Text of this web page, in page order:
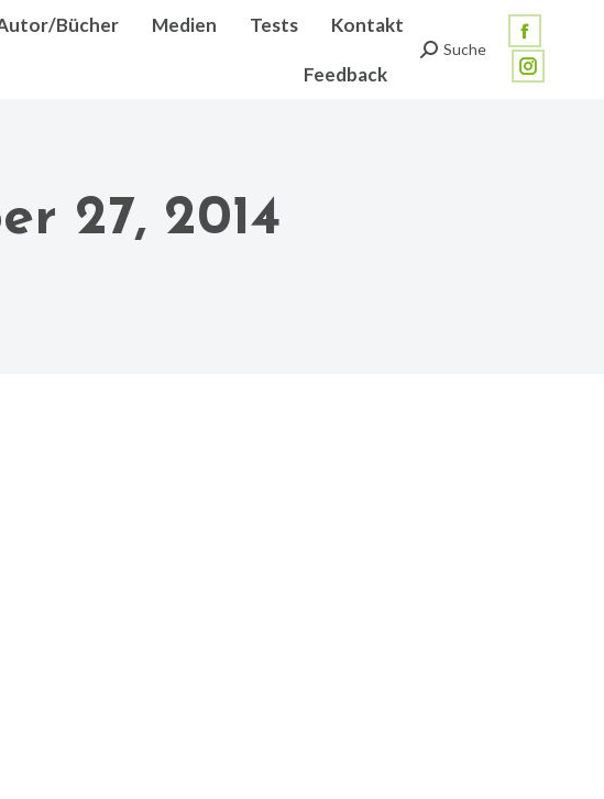
Bücher Medien Tests Kontakt
Feedback
Search:
Suche
Facebook
page
27, 2014